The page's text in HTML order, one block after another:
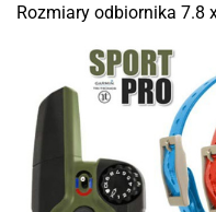
Rozmiary odbiornika 7.8